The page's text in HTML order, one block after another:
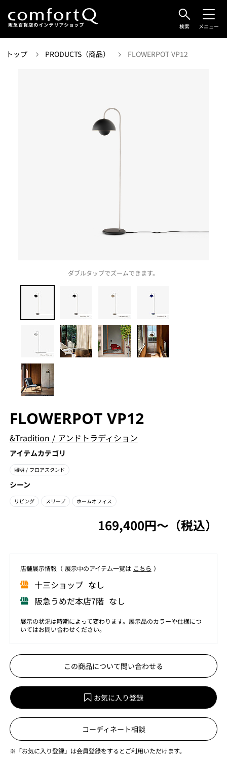
検索 メニュー
トップ PRODUCTS（商品） FLOWERPOT VP12
ダブルタップでズームできます。
FLOWERPOT VP12
&Tradition / アンドトラディション
アイテムカテゴリ
照明 / フロアスタンド
シーン
リビング スリープ ホームオフィス
169,400円〜（税込）
店舗展⽰情報（ 展⽰中のアイテム⼀覧は こちら ）
⼗三ショップ なし
阪急うめだ本店7階 なし
展示の状況は時期によって変わります。展示品のカラーや仕様につ
いてはお問い合わせください。
この商品について問い合わせる
お気に入り登録
コーディネート相談
※「お気に入り登録」は会員登録をするとご利用いただけます。